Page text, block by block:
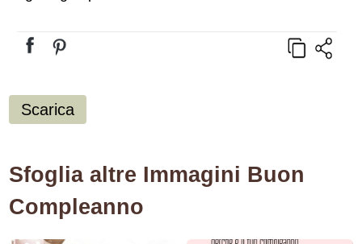
Scarica
Sfoglia altre Immagini Buon
Compleanno